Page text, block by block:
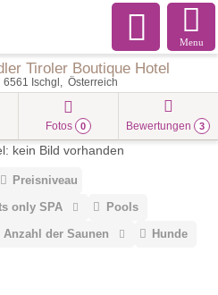
Menu
Tiroler Boutique Hotel
6561 Ischgl Österreich
Fotos 0 Bewertungen 3
Preisniveau
only SPA
Pools
Anzahl der Saunen
Hunde